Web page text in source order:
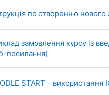
по створенню
замовлення курсу із
посилання)
START - використання